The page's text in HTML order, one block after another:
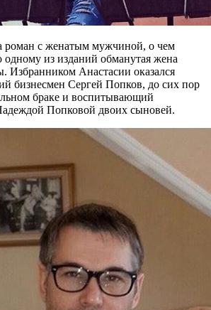
роман с женатым мужчиной, о чем
одному из изданий обманутая жена
Избранником Анастасии оказался
бизнесмен Сергей Попков, до сих пор
браке и воспитывающий
Попковой двоих сыновей.